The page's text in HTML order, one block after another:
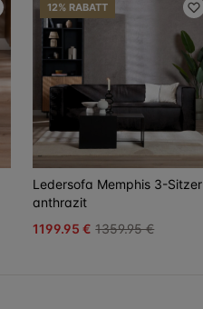
12% RABATT
Ledersofa Memphis 3-Sitzer
anthrazit
1199.95 € 1359.95 €